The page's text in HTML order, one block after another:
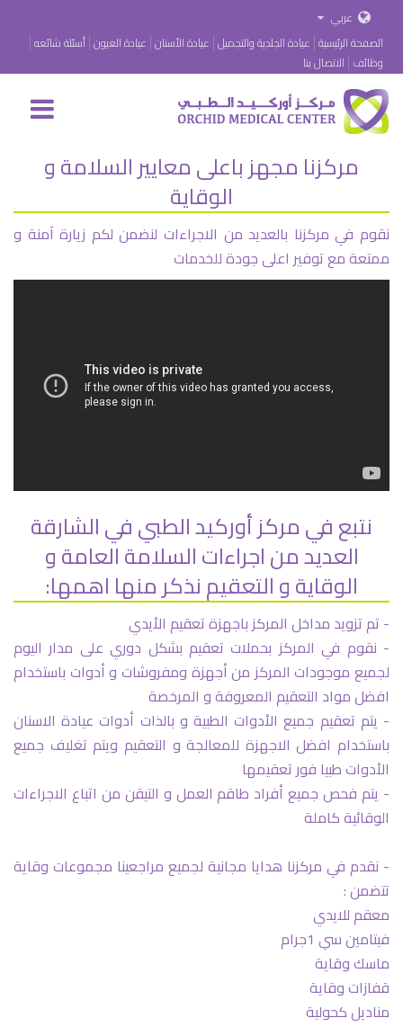
عربي
الصفحة الرئيسية عيادة الجلدية والتجميل عيادة الأسنان عيادة العيون أسئلة شائعه
وظائف الاتصال بنا
مركزنا مجهز باعلى معايير السلامة و
الوقاية
نقوم في مركزنا بالعديد من الاجراءات لنضمن لكم زيارة آمنة و
ممتعة مع توفير اعلى جودة للخدمات
نتبع في مركز أوركيد الطبي في الشارقة
العديد من اجراءات السلامة العامة و
الوقاية و التعقيم نذكر منها اهمها:
- تم تزويد مداخل المركز باجهزة تعقيم الأيدي
- نقوم في المركز بحملات تعقيم بشكل دوري على مدار اليوم
لجميع موجودات المركز من أجهزة ومفروشات و أدوات باستخدام
افضل مواد التعقيم المعروفة و المرخصة
- يتم تعقيم جميع الأدوات الطبية و بالذات أدوات عيادة الاسنان
باستخدام افضل الاجهزة للمعالجة و التعقيم ويتم تغليف جميع
الأدوات طبيا فور تعقيمها
- يتم فحص جميع أفراد طاقم العمل و التيقن من اتباع الاجراءات
الوقائية كاملة
- نقدم في مركزنا هدايا مجانية لجميع مراجعينا مجموعات وقاية
تتضمن :
معقم للايدي
فيتامين سي 1جرام
ماسك وقاية
قفازات وقاية
مناديل كحولية